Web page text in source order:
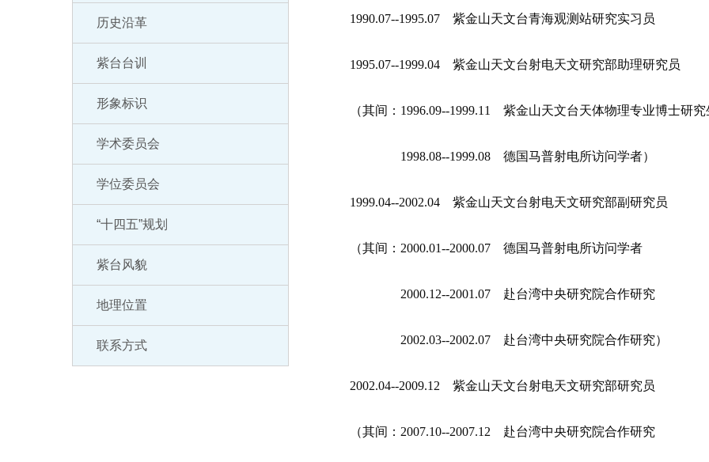
历史沿革
紫台台训
形象标识
学术委员会
学位委员会
“十四五”规划
紫台风貌
地理位置
联系方式
1990.07--1995.07 紫金山天文台青海观测站研究实习员
1995.07--1999.04 紫金山天文台射电天文研究部助理研究员
（其间：1996.09--1999.11 紫金山天文台天体物理专业博士研究
1998.08--1999.08 德国马普射电所访问学者）
1999.04--2002.04 紫金山天文台射电天文研究部副研究员
（其间：2000.01--2000.07 德国马普射电所访问学者
2000.12--2001.07 赴台湾中央研究院合作研究
2002.03--2002.07 赴台湾中央研究院合作研究）
2002.04--2009.12 紫金山天文台射电天文研究部研究员
（其间：2007.10--2007.12 赴台湾中央研究院合作研究